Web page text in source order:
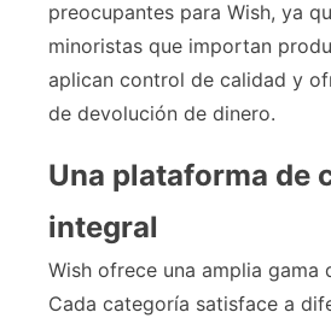
preocupantes para Wish, ya
minoristas que importan
aplican control de calidad y
de devolución de dinero.
Una plataforma de
integral
Wish ofrece una amplia gama
Cada categoría satisface a